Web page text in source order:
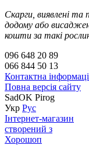
Скарги, виявлені та
додому або
кошти за такі
096 648 20 89
066 844 50 13
Контактна
Повна версія сайту
SadOK Pirog
Укр Рус
Інтернет-магазин
створений з
Хорошоп